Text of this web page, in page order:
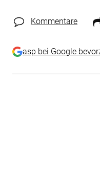
Kommentare
asp bei Google